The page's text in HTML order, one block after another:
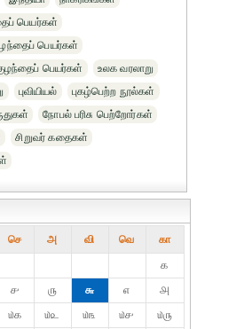
பெயர்கள்
பெயர்கள்
பெயர்கள்
உலக வரலாறு
புவியியல்
புகழ்பெற்ற நூல்கள்
நோபல் பரிசு‎ பெற்றோர்‎கள்
சிறுவர் கதைகள்
செ அ வி வெ கா
௧
௪ ௫ ௬ ௭
௮
௰௧ ௰௨ ௰௩ ௰௪
௰௫